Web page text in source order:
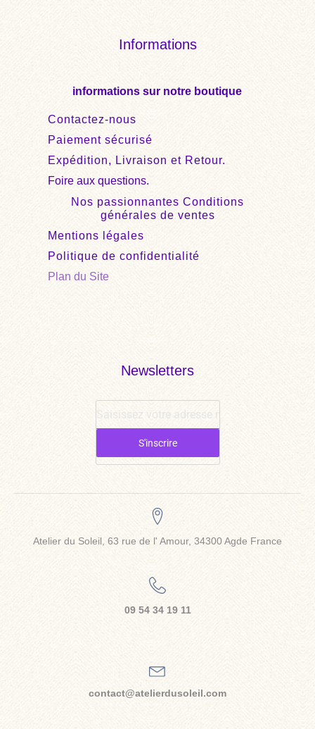
Informations
informations sur notre boutique
Contactez-nous
Paiement sécurisé
Expédition, Livraison et Retour.
Foire aux questions.
Nos passionnantes Conditions
générales de ventes
Mentions légales
Politique de confidentialité
Plan du Site
Newsletters
S'inscrire
Atelier du Soleil, 63 rue de l' Amour, 34300 Agde France
09 54 34 19 11
contact@atelierdusoleil.com